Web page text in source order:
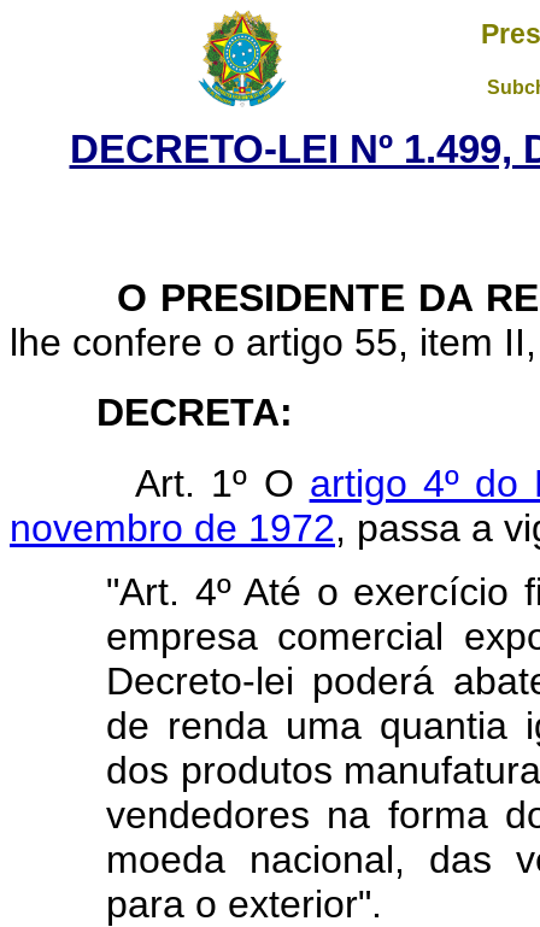
DECRETO-LEI Nº 1.499,
O PRESIDENTE DA
lhe confere o artigo 55, item
DECRETA:
Art. 1º O artigo 4º do
novembro de 1972, passa a
"Art. 4º Até o exercício
empresa comercial
Decreto-lei poderá
de renda uma quantia
dos produtos
vendedores na forma
moeda nacional, das
para o exterior".